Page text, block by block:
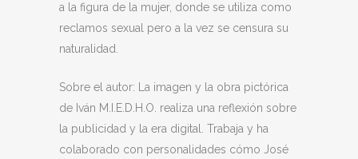
a la figura de la mujer, donde se utiliza como
reclamos sexual pero a la vez se censura su
naturalidad.
Sobre el autor: La imagen y la obra pictórica
de Iván M.I.E.D.H.O. realiza una reflexión sobre
la publicidad y la era digital. Trabaja y ha
colaborado con personalidades cómo José